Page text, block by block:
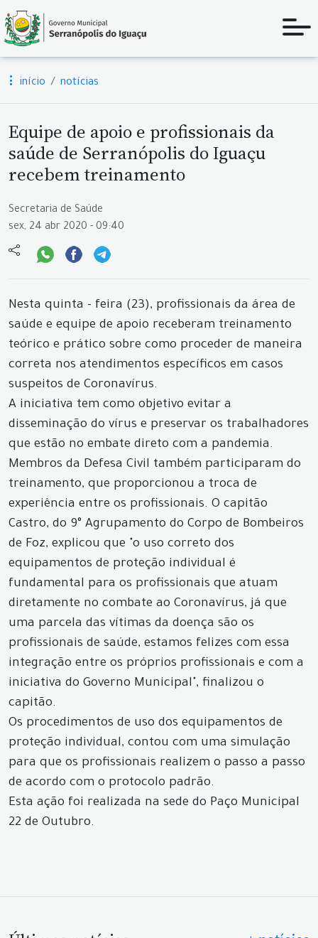
início notícias
Equipe de apoio e profissionais da
saúde de Serranópolis do Iguaçu
recebem treinamento
Secretaria de Saúde
sex, 24 abr 2020 - 09:40
Nesta quinta - feira (23), profissionais da área de
saúde e equipe de apoio receberam treinamento
teórico e prático sobre como proceder de maneira
correta nos atendimentos específicos em casos
suspeitos de Coronavírus.
A iniciativa tem como objetivo evitar a
disseminação do vírus e preservar os trabalhadores
que estão no embate direto com a pandemia.
Membros da Defesa Civil também participaram do
treinamento, que proporcionou a troca de
experiência entre os profissionais. O capitão
Castro, do 9° Agrupamento do Corpo de Bombeiros
de Foz, explicou que "o uso correto dos
equipamentos de proteção individual é
fundamental para os profissionais que atuam
diretamente no combate ao Coronavírus, já que
uma parcela das vítimas da doença são os
profissionais de saúde, estamos felizes com essa
integração entre os próprios profissionais e com a
iniciativa do Governo Municipal", finalizou o
capitão.
Os procedimentos de uso dos equipamentos de
proteção individual, contou com uma simulação
para que os profissionais realizem o passo a passo
de acordo com o protocolo padrão.
Esta ação foi realizada na sede do Paço Municipal
22 de Outubro.